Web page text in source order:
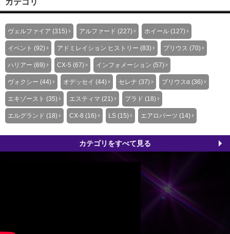
ヴェルファイア (315) アルファード (227) ホイール (127)
イベント (92) アドミレイション ヒストリー (83) プリウス (70)
ハリアー (69) CX-5 (67) インフォメーション (57)
ヴォクシー (44) オデッセイ (44) セレナ (37) プリウスα (36)
エキゾースト (35) エスティマ (21) プラド (18)
エルグランド (18) CX-8 (16) LS (15) エアロパーツ (14)
カテゴリをすべて見る